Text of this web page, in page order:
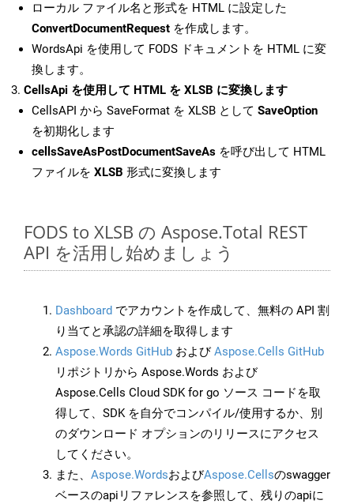
ローカル ファイル名と形式を HTML に設定した
ConvertDocumentRequest を作成します。
WordsApi を使用して FODS ドキュメントを HTML に変
換します。
CellsApi を使用して HTML を XLSB に変換します
CellsAPI から SaveFormat を XLSB として SaveOption
を初期化します
cellsSaveAsPostDocumentSaveAs を呼び出して HTML
ファイルを XLSB 形式に変換します
FODS to XLSB の Aspose.Total REST
API を活用し始めましょう
Dashboard でアカウントを作成して、無料の API 割
り当てと承認の詳細を取得します
Aspose.Words GitHub およびAspose.Cells GitHub
リポジトリから Aspose.Words および
Aspose.Cells Cloud SDK for go ソース コードを取
得して、SDK を自分でコンパイル/使用するか、別
のダウンロード オプションのリリースにアクセス
してください。
また、 Aspose.WordsおよびAspose.Cellsのswagger
ベースのapiリファレンスを参照して、残りのapiに